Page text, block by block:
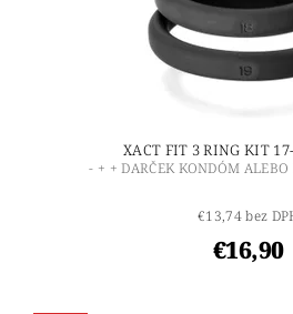
XACT FIT 3 RING KIT
- + + DARČEK KONDÓM
€13,74 bez
€16,90